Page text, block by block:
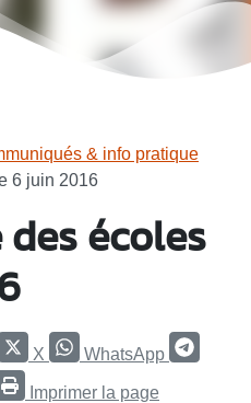
& info pratique
6 juin 2016
écoles
X WhatsApp
Imprimer la page